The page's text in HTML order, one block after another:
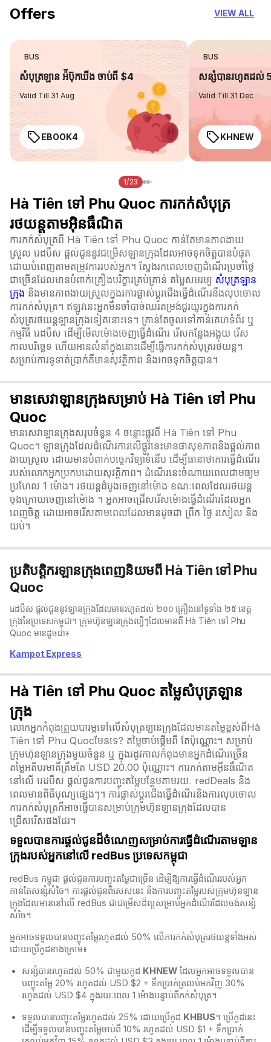
Offers VIEW ALL
BUS
សំបុត្រឡាន អ៉ីប៊ុកឃីង ចាប់ពី $4
Valid Till 31 Aug
EBOOK4
BUS
សន្សំបានរហូតដល់
Valid Till 31 Dec
KHNEW
1/23
Hà Tiên ទៅ Phu Quoc ការកក់សំបុត្រ
រថយន្តតាមអ៊ិនធឺណិត
ការកក់សំបុត្រពី Hà Tiên ទៅ Phu Quoc កាន់តែមានភាពងាយ
ស្រួល រេដបឹស ផ្តល់ជូននូវជម្រើសឡានក្រុងដែលអាចទុកចិត្តបានបំផុត
ដោយបំពេញតាមតម្រូវការរបស់អ្នក។ ស្វែងរកពេលចេញដំណើរប្រចាំថ្ងៃ
ជាច្រើនដែលមានបំពាក់គ្រឿងបរិក្ខារគ្រប់គ្រាន់ តម្លៃសមរម្យ សំបុត្រឡាន
ក្រុង និងមានភាពងាយស្រួលក្នុងរការផ្លាស់ប្ដូរជើងធ្វើដំណើរនឹងលុបចោល
ការកក់សំបុត្រ។ ឥឡូវនេះអ្នកមិនចាំបាច់ឈរតម្រង់ជួរយូរក្នុងការកក់
សំបុត្ររថយន្តឡានក្រុងទៀតនោះទេ។ គ្រាន់តែចូលទៅកាន់គេហទំព័រ ឬ
កម្មវិធី រេដបឹស ដើម្បីមើលម៉ោងចេញធ្វើដំណើរ រើសកន្លែងអង្គុយ រើស
កាលបរិច្ឆេទ ហើយអានលំនាំក្នុងនោះដើម្បីធ្វើការកក់សំបុត្ររថយន្ត។
សម្រាប់ការទូទាត់ប្រាក់គឺមានសុវត្ថិភាព និងអាចទុកចិត្តបាន។
មានសេវាឡានក្រុងសម្រាប់ Hà Tiên ទៅ Phu
Quoc
មានសេវាឡានក្រុងសរុបចំនួន 4 ចន្លោះផ្លូវពី Hà Tiên ទៅ Phu
Quoc។ ឡានក្រុងដែលដំណើរការលើផ្លូវនេះមានផាសុខភាពនិងផ្តល់ភាព
ងាយស្រួល ដោយមានបំពាក់បច្ចេកវិទ្យាទំនើប ដើម្បីធានាថាការធ្វើដំណើរ
របស់លោកអ្នកប្រកបដោយសុវត្ថិភាព។ ដំណើរនេះចំណាយពេលជាមធ្យម
ប្រហែល 1 ម៉ោង។ រថយន្តដំបូងចេញនៅម៉ោង ខណៈពេលដែលរថយន្ត
ចុងក្រោយចេញនៅម៉ោង ។ អ្នកអាចជ្រើសរើសម៉ោងធ្វើដំណើរដែលអ្នក
ពេញចិត្ត ដោយអាចរើសតាមពេលដែលមានដូចជា ព្រឹក ថ្ងៃ រសៀល និង
យប់។
ប្រតិបត្តិករឡានក្រុងពេញនិយមពី Hà Tiên ទៅ Phu
Quoc
រេដបឹស ផ្តល់ជូននូវឡានក្រុងដែលមានរហូតដល់ ២០០ គ្រឿងនៅទូទាំង ២៥ ខេត្ត
ក្រុងនៃប្រទេសកម្ពុជា។ ក្រុមហ៊ុនឡានក្រុងល្បីៗដែលមានពី Hà Tiên ទៅ Phu
Quoc មានដូចជា៖
Kampot Express
Hà Tiên ទៅ Phu Quoc តម្លៃសំបុត្រឡាន
ក្រុង
លោកអ្នកកំពុងព្រួយបារម្ភទៅលើសំបុត្រឡានក្រុងដែលមានតម្លៃខ្ពស់ពីHà
Tiên ទៅ Phu Quocមែនទេ? តម្លៃចាប់ផ្តើមពី តែប៉ុណ្ណោះ។ សម្រាប់
ក្រុមហ៊ុនឡានក្រុងមួយចំនួន ឬ ក្នុងរដូវកាលកំពុងមានអ្នកដំណើរច្រើន
តម្លៃអតិបរមាគឺត្រឹមតែ USD 20.00 ប៉ុណ្ណោះ។ ការកក់តាមអ៊ីនធឺណិត
នៅលើ រេដបឹស ផ្តល់ជូនការបញ្ចុះតម្លៃបន្ថែមតាមរយៈ redDeals និង
ពេលមានពិធីបុណ្យផ្សេងៗ។ ការផ្លាស់ប្ដូរជើងធ្វើដំណើរនិងការលុបចោល
ការកក់សំបុត្រក៏អាចធ្វើបានសម្រាប់ក្រុមហ៊ុនឡានក្រុងដែលបាន
ជ្រើសរើសផងដែរ។
ទទួលបានការផ្តល់ជូនដ៏ចំណេញសម្រាប់ការធ្វើដំណើរតាមឡាន
ក្រុងរបស់អ្នកនៅលើ redBus ប្រទេសកម្ពុជា
redBus កម្ពុជា​ ផ្តល់ជូនការបញ្ចុះតម្លៃជាច្រើន ដើម្បីឱ្យការធ្វើដំណើររបស់អ្នក
កាន់តែសន្សំសំចៃ។ ការផ្តល់ជូនពិសេសនេះ និងការបញ្ចុះតម្លៃរបស់ក្រុមហ៊ុនឡាន
ក្រុងដែលមាននៅលើ redBus​ ជាជម្រើសដ៏ល្អសម្រាប់អ្នកដំណើរដែលចង់សន្ស៉
សំចៃ។
អ្នកអាចទទួលបានបញ្ចុះតម្លៃរហូតដល់ 50% លើការកក់សំបុត្ររថយន្តទាំងអស់
ដោយប្រើកូដខាងក្រោម៖
សន្សំបានរហូតដល់ 50% ជាមួយកូដ KHNEW ដែលអ្នកអាចទទួលបាន
បញ្ចុះតម្លៃ 20% រហូតដល់ USD $2 + ទឹកប្រាក់ត្រលប់មកវិញ 30%
រហូតដល់ USD $4 ក្នុងរយៈពេល 1 ម៉ោងបន្ទាប់ពីកក់សំបុត្រ។
ទទួលបានបញ្ចុះតម្លៃរហូតដល់ 25% ដោយប្រើកូដ KHBUS។ ប្រើកូដនេះ
ដើម្បីទទួលបានបញ្ចុះតម្លៃចាប់ពី 10% រហូតដល់ USD $1 + ទឹកប្រាក់